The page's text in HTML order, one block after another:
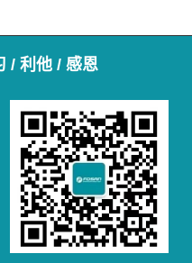
/ 利他 / 感恩